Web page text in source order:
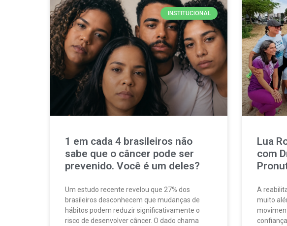
INSTITUCIONAL
1 em cada 4 brasileiros não
sabe que o câncer pode ser
prevenido. Você é um deles?
Um estudo recente revelou que 27% dos
brasileiros desconhecem que mudanças de
hábitos podem reduzir significativamente o
risco de desenvolver câncer. O dado chama
Lua
com
A
muito